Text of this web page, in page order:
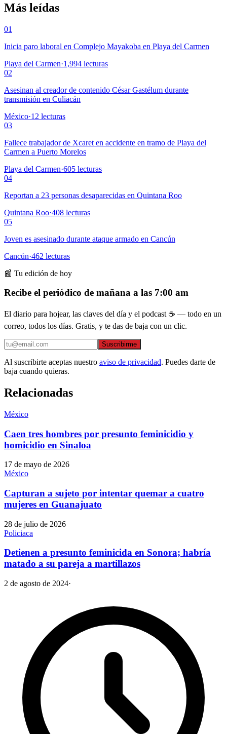
Más leídas
01
Inicia paro laboral en Complejo Mayakoba en Playa del Carmen
Playa del Carmen·1,994 lecturas
02
Asesinan al creador de contenido César Gastélum durante
transmisión en Culiacán
México·12 lecturas
03
Fallece trabajador de Xcaret en accidente en tramo de Playa del
Carmen a Puerto Morelos
Playa del Carmen·605 lecturas
04
Reportan a 23 personas desaparecidas en Quintana Roo
Quintana Roo·408 lecturas
05
Joven es asesinado durante ataque armado en Cancún
Cancún·462 lecturas
📰 Tu edición de hoy
Recibe el periódico de mañana a las 7:00 am
El diario para hojear, las claves del día y el podcast ☕ — todo en un
correo, todos los días. Gratis, y te das de baja con un clic.
Suscribirme
Al suscribirte aceptas nuestro aviso de privacidad. Puedes darte de
baja cuando quieras.
Relacionadas
México
Caen tres hombres por presunto feminicidio y
homicidio en Sinaloa
17 de mayo de 2026
México
Capturan a sujeto por intentar quemar a cuatro
mujeres en Guanajuato
28 de julio de 2026
Policiaca
Detienen a presunto feminicida en Sonora; habría
matado a su pareja a martillazos
2 de agosto de 2024·